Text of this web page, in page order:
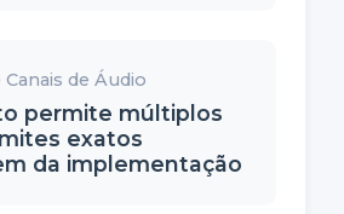
de Áudio
permite múltiplos
exatos
da implementação